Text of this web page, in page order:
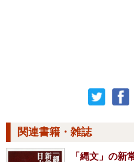
関連書籍・雑誌
「縄文」の新